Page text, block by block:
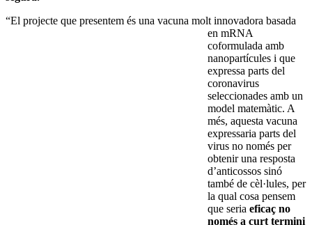
“El projecte que presentem és una vacuna molt innovadora basada
en mRNA
coformulada amb
nanopartícules i que
expressa parts del
coronavirus
seleccionades amb un
model matemàtic. A
més, aquesta vacuna
expressaria parts del
virus no només per
obtenir una resposta
d’anticossos sinó
també de cèl·lules, per
la qual cosa pensem
que seria eficaç no
només a curt termini